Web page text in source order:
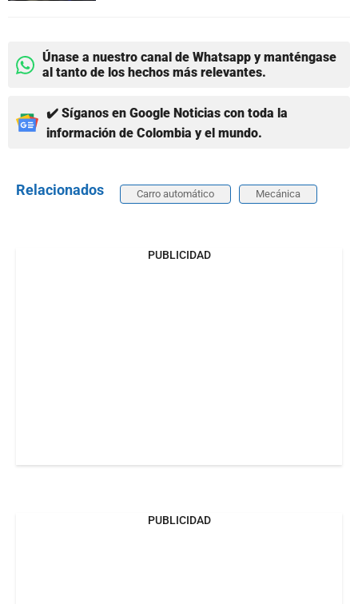
Únase a nuestro canal de Whatsapp y manténgase
al tanto de los hechos más relevantes.
✔️ Síganos en Google Noticias con toda la
información de Colombia y el mundo.
Relacionados Carro automático Mecánica
PUBLICIDAD
PUBLICIDAD